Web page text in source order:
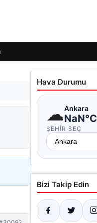
Hava Durumu
☁Ankara
NaN°C
ŞEHIR SEÇ
Bizi Takip Edin